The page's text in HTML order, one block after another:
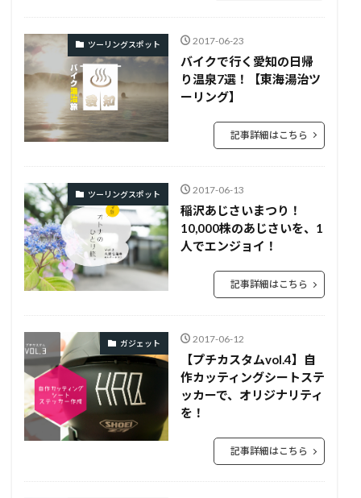
ツーリングスポット 2017-06-23
バイクで行く愛知の日帰
り温泉7選！【東海湯治ツ
ーリング】
記事詳細はこちら
ツーリングスポット 2017-06-13
稲沢あじさいまつり！
10,000株のあじさいを、1
人でエンジョイ！
記事詳細はこちら
ガジェット 2017-06-12
【プチカスタムvol.4】自
作カッティングシートステ
ッカーで、オリジナリティ
を！
記事詳細はこちら